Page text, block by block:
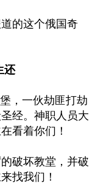
的这个俄国奇
还
，一伙劫匪打劫
经。神职人员大
看着你们！
破坏教堂，并破
找我们！